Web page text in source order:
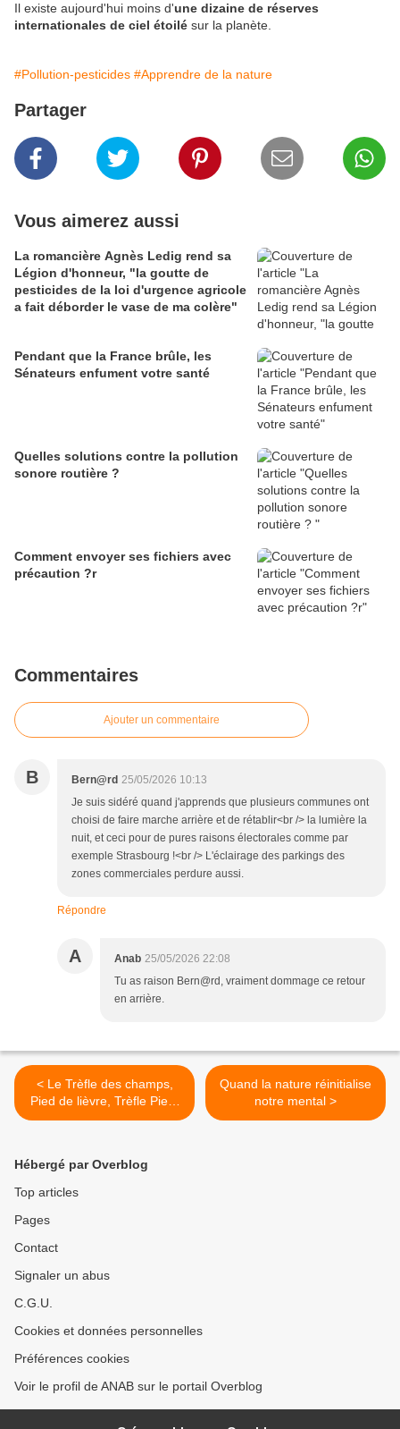
Il existe aujourd'hui moins d'une dizaine de réserves
internationales de ciel étoilé sur la planète.
#Pollution-pesticides #Apprendre de la nature
Partager
Vous aimerez aussi
La romancière Agnès Ledig rend sa
Légion d'honneur, "la goutte de
pesticides de la loi d'urgence agricole
a fait déborder le vase de ma colère"
Pendant que la France brûle, les
Sénateurs enfument votre santé
Quelles solutions contre la pollution
sonore routière ?
Comment envoyer ses fichiers avec
précaution ?r
Commentaires
Ajouter un commentaire
B Bern@rd 25/05/2026 10:13
Je suis sidéré quand j'apprends que plusieurs communes ont
choisi de faire marche arrière et de rétablir<br /> la lumière la
nuit, et ceci pour de pures raisons électorales comme par
exemple Strasbourg !<br /> L'éclairage des parkings des
zones commerciales perdure aussi.
Répondre
A Anab 25/05/2026 22:08
Tu as raison Bern@rd, vraiment dommage ce retour
en arrière.
< Le Trèfle des champs,
Pied de lièvre, Trèfle Pied-
de-lièvre (Trifolium arvense)
Quand la nature réinitialise
notre mental >
Hébergé par Overblog
Top articles
Pages
Contact
Signaler un abus
C.G.U.
Cookies et données personnelles
Préférences cookies
Voir le profil de ANAB sur le portail Overblog